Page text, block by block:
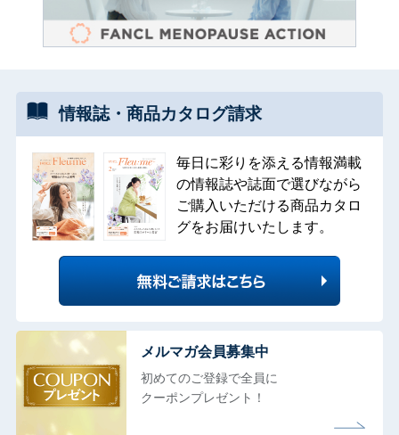
情報誌・ 商品カタログ請求
毎日に彩りを添える情報満載
の情報誌や誌面で選びながら
ご購入いただける商品カタロ
グをお届けいたします。
メルマガ会員募集中
初めてのご登録で全員に
クーポンプレゼント！